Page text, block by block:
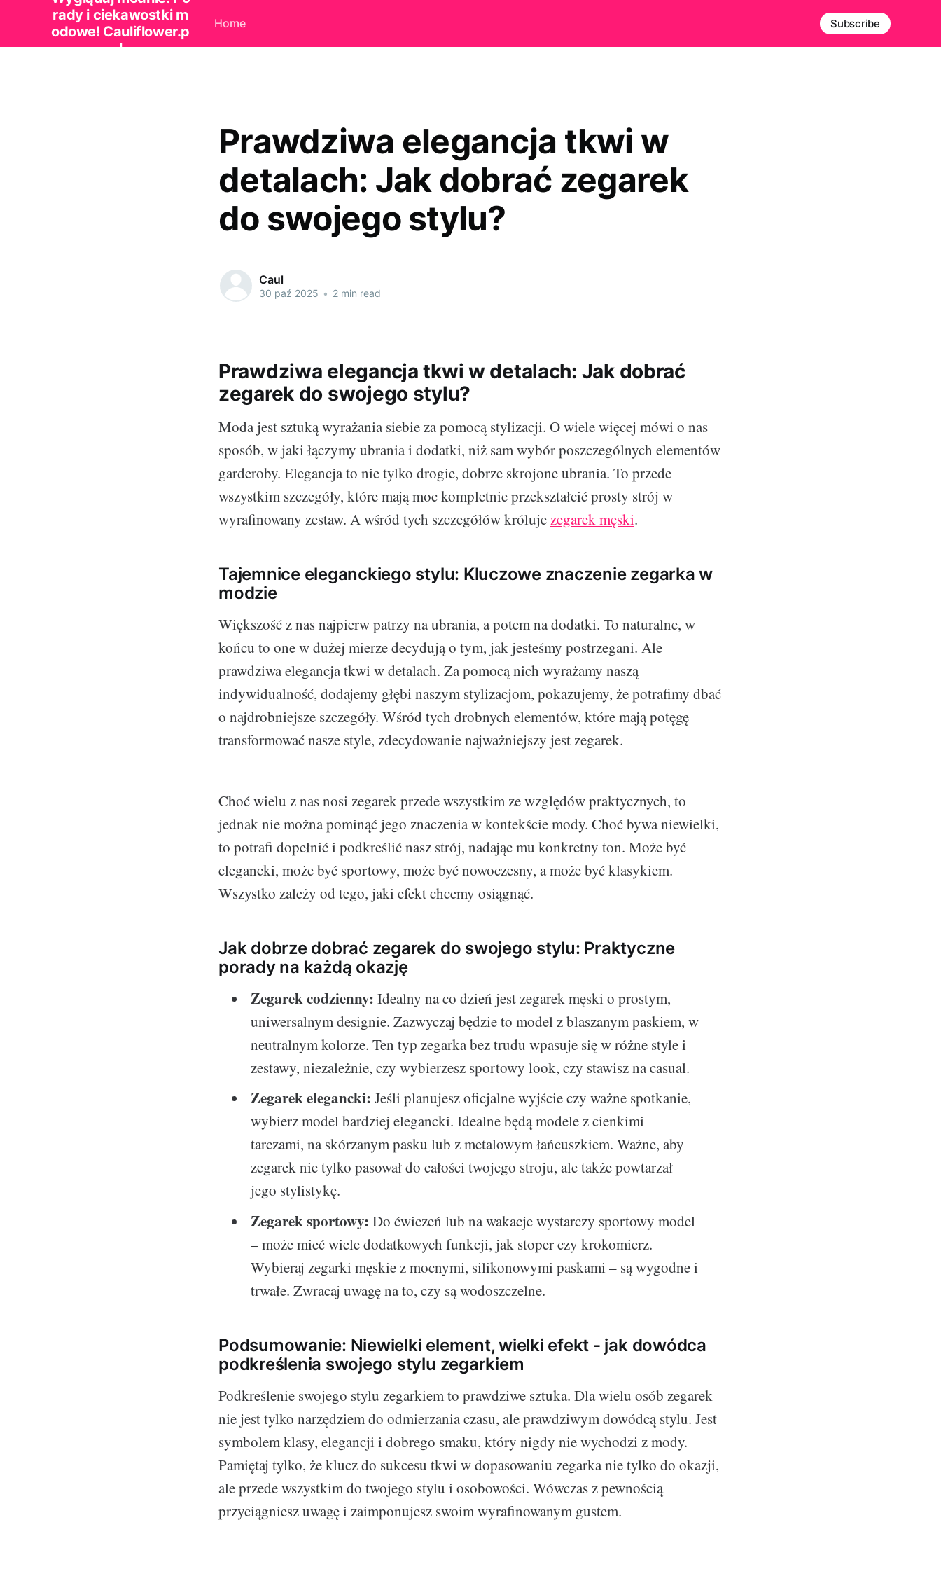
rady i ciekawostki m
odowe! Cauliflower.p
l
Home Subscribe
Prawdziwa elegancja tkwi w
detalach: Jak dobrać zegarek
do swojego stylu?
Caul
30 paź 2025 • 2 min read
Prawdziwa elegancja tkwi w detalach: Jak dobrać
zegarek do swojego stylu?
Moda jest sztuką wyrażania siebie za pomocą stylizacji. O wiele więcej mówi o nas
sposób, w jaki łączymy ubrania i dodatki, niż sam wybór poszczególnych elementów
garderoby. Elegancja to nie tylko drogie, dobrze skrojone ubrania. To przede
wszystkim szczegóły, które mają moc kompletnie przekształcić prosty strój w
wyrafinowany zestaw. A wśród tych szczegółów królujezegarek męski.
Tajemnice eleganckiego stylu: Kluczowe znaczenie zegarka w
modzie
Większość z nas najpierw patrzy na ubrania, a potem na dodatki. To naturalne, w
końcu to one w dużej mierze decydują o tym, jak jesteśmy postrzegani. Ale
prawdziwa elegancja tkwi w detalach. Za pomocą nich wyrażamy naszą
indywidualność, dodajemy głębi naszym stylizacjom, pokazujemy, że potrafimy dbać
o najdrobniejsze szczegóły. Wśród tych drobnych elementów, które mają potęgę
transformować nasze style, zdecydowanie najważniejszy jest zegarek.
Choć wielu z nas nosi zegarek przede wszystkim ze względów praktycznych, to
jednak nie można pominąć jego znaczenia w kontekście mody. Choć bywa niewielki,
to potrafi dopełnić i podkreślić nasz strój, nadając mu konkretny ton. Może być
elegancki, może być sportowy, może być nowoczesny, a może być klasykiem.
Wszystko zależy od tego, jaki efekt chcemy osiągnąć.
Jak dobrze dobrać zegarek do swojego stylu: Praktyczne
porady na każdą okazję
Zegarek codzienny: Idealny na co dzień jest zegarek męski o prostym,
uniwersalnym designie. Zazwyczaj będzie to model z blaszanym paskiem, w
neutralnym kolorze. Ten typ zegarka bez trudu wpasuje się w różne style i
zestawy, niezależnie, czy wybierzesz sportowy look, czy stawisz na casual.
Zegarek elegancki: Jeśli planujesz oficjalne wyjście czy ważne spotkanie,
wybierz model bardziej elegancki. Idealne będą modele z cienkimi
tarczami, na skórzanym pasku lub z metalowym łańcuszkiem. Ważne, aby
zegarek nie tylko pasował do całości twojego stroju, ale także powtarzał
jego stylistykę.
Zegarek sportowy: Do ćwiczeń lub na wakacje wystarczy sportowy model
– może mieć wiele dodatkowych funkcji, jak stoper czy krokomierz.
Wybieraj zegarki męskie z mocnymi, silikonowymi paskami – są wygodne i
trwałe. Zwracaj uwagę na to, czy są wodoszczelne.
Podsumowanie: Niewielki element, wielki efekt - jak dowódca
podkreślenia swojego stylu zegarkiem
Podkreślenie swojego stylu zegarkiem to prawdziwe sztuka. Dla wielu osób zegarek
nie jest tylko narzędziem do odmierzania czasu, ale prawdziwym dowódcą stylu. Jest
symbolem klasy, elegancji i dobrego smaku, który nigdy nie wychodzi z mody.
Pamiętaj tylko, że klucz do sukcesu tkwi w dopasowaniu zegarka nie tylko do okazji,
ale przede wszystkim do twojego stylu i osobowości. Wówczas z pewnością
przyciągniesz uwagę i zaimponujesz swoim wyrafinowanym gustem.